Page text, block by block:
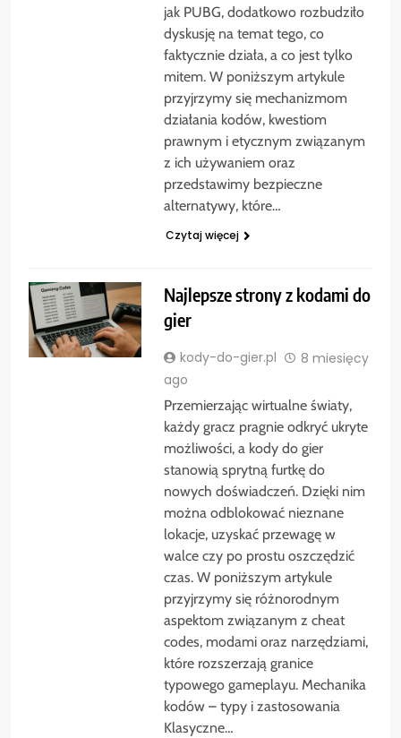
jak PUBG, dodatkowo rozbudziło
dyskusję na temat tego, co
faktycznie działa, a co jest tylko
mitem. W poniższym artykule
przyjrzymy się mechanizmom
działania kodów, kwestiom
prawnym i etycznym związanym
z ich używaniem oraz
przedstawimy bezpieczne
alternatywy, które…
Czytaj więcej
Najlepsze strony z kodami do
gier
kody-do-gier.pl
8 miesięcy
ago
Przemierzając wirtualne światy,
każdy gracz pragnie odkryć ukryte
możliwości, a kody do gier
stanowią sprytną furtkę do
nowych doświadczeń. Dzięki nim
można odblokować nieznane
lokacje, uzyskać przewagę w
walce czy po prostu oszczędzić
czas. W poniższym artykule
przyjrzymy się różnorodnym
aspektom związanym z cheat
codes, modami oraz narzędziami,
które rozszerzają granice
typowego gameplayu. Mechanika
kodów – typy i zastosowania
Klasyczne…